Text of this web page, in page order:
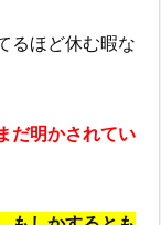
るほど休む暇な
だ明かされてい